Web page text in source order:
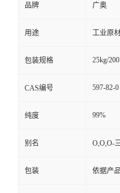
品牌 广奥
用途 工业原
包装规格 25kg/
CAS编号 597-82-0
纯度 99%
别名 O,O,O-
包装 依据产